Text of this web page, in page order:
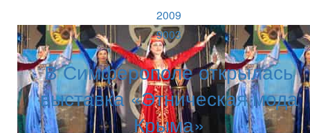
2009
9003
В Симферополе открылась
выставка «Этническая мода
Крыма»